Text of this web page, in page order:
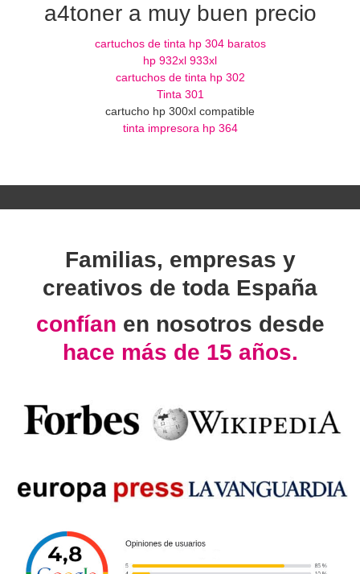
a4toner a muy buen precio
cartuchos de tinta hp 304 baratos
hp 932xl 933xl
cartuchos de tinta hp 302
Tinta 301
cartucho hp 300xl compatible
tinta impresora hp 364
Familias, empresas y
creativos de toda España
confían en nosotros desde
hace más de 15 años.